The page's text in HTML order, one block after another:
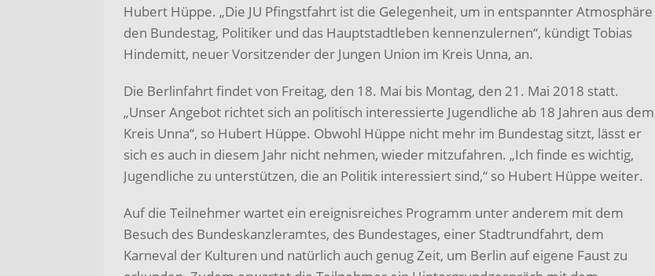
Hubert Hüppe. „Die JU Pfingstfahrt ist die Gelegenheit, um in entspannter Atmosphäre
den Bundestag, Politiker und das Hauptstadtleben kennenzulernen“, kündigt Tobias
Hindemitt, neuer Vorsitzender der Jungen Union im Kreis Unna, an.
Die Berlinfahrt findet von Freitag, den 18. Mai bis Montag, den 21. Mai 2018 statt.
„Unser Angebot richtet sich an politisch interessierte Jugendliche ab 18 Jahren aus dem
Kreis Unna“, so Hubert Hüppe. Obwohl Hüppe nicht mehr im Bundestag sitzt, lässt er
sich es auch in diesem Jahr nicht nehmen, wieder mitzufahren. „Ich finde es wichtig,
Jugendliche zu unterstützen, die an Politik interessiert sind,“ so Hubert Hüppe weiter.
Auf die Teilnehmer wartet ein ereignisreiches Programm unter anderem mit dem
Besuch des Bundeskanzleramtes, des Bundestages, einer Stadtrundfahrt, dem
Karneval der Kulturen und natürlich auch genug Zeit, um Berlin auf eigene Faust zu